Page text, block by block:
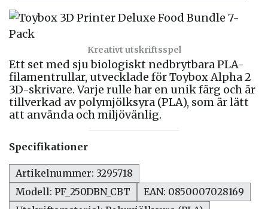
Kreativt utskriftsspel
Ett set med sju biologiskt nedbrytbara PLA-
filamentrullar, utvecklade för Toybox Alpha 2
3D-skrivare. Varje rulle har en unik färg och är
tillverkad av polymjölksyra (PLA), som är lätt
att använda och miljövänlig.
Specifikationer
Artikelnummer: 3295718
Modell: PF_250DBN_CBT
EAN: 0850007028169